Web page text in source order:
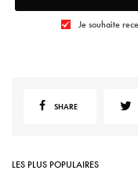
Je souhaite
SHARE
LES PLUS POPULAIRES